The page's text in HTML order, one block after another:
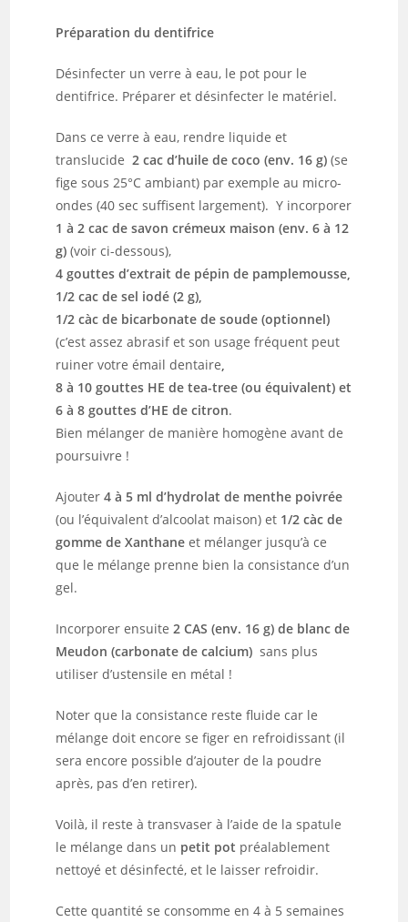
Préparation du dentifrice
Désinfecter un verre à eau, le pot pour le
dentifrice. Préparer et désinfecter le matériel.
Dans ce verre à eau, rendre liquide et
translucide2 cac d’huile de coco (env. 16 g) (se
fige sous 25°C ambiant) par exemple au micro-
ondes (40 sec suffisent largement). Y incorporer
1 à 2 cac de savon crémeux maison (env. 6 à 12
g) (voir ci-dessous),
4 gouttes d’extrait de pépin de pamplemousse,
1/2 cac de sel iodé (2 g),
1/2 càc de bicarbonate de soude (optionnel)
(c’est assez abrasif et son usage fréquent peut
ruiner votre émail dentaire,
8 à 10 gouttes HE de tea-tree (ou équivalent) et
6 à 8 gouttes d’HE de citron.
Bien mélanger de manière homogène avant de
poursuivre !
Ajouter4 à 5 ml d’hydrolat de menthe poivrée
(ou l’équivalent d’alcoolat maison) et 1/2 càc de
gomme de Xanthane et mélanger jusqu’à ce
que le mélange prenne bien la consistance d’un
gel.
Incorporer ensuite2 CAS (env. 16 g) de blanc de
Meudon (carbonate de calcium) sans plus
utiliser d’ustensile en métal !
Noter que la consistance reste fluide car le
mélange doit encore se figer en refroidissant (il
sera encore possible d’ajouter de la poudre
après, pas d’en retirer).
Voilà, il reste à transvaser à l’aide de la spatule
le mélange dans un petit pot préalablement
nettoyé et désinfecté, et le laisser refroidir.
Cette quantité se consomme en 4 à 5 semaines